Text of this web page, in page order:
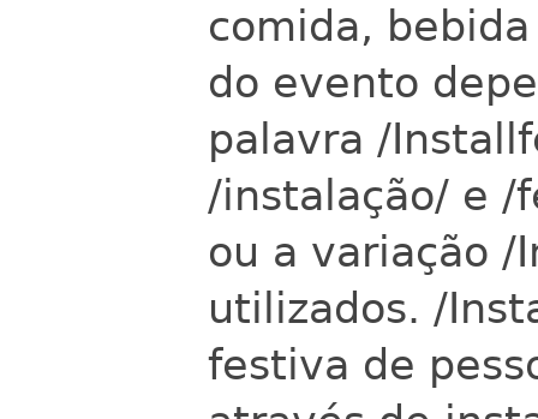
comida,
do evento
palavra /
/instalação/ e /
ou a variação /
utilizados. /
festiva de